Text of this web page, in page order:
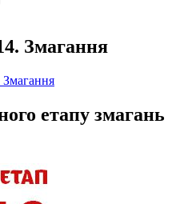
Змагання
етапу змагань